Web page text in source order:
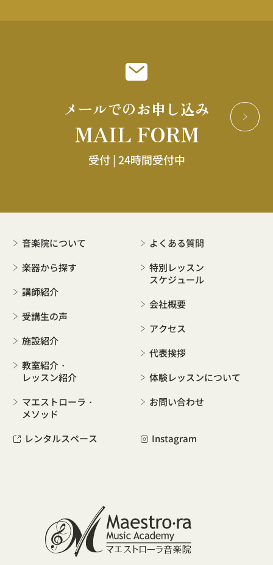
メールでのお申し込み
MAIL FORM
受付 | 24時間受付中
音楽院について
楽器から探す
講師紹介
受講生の声
施設紹介
教室紹介・
レッスン紹介
マエストローラ・
メソッド
よくある質問
特別レッスン
スケジュール
会社概要
アクセス
代表挨拶
体験レッスンについて
お問い合わせ
レンタルスペース Instagram